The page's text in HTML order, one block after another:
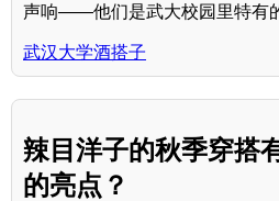
声响——他们是武大校园里特有的
武汉大学酒搭子
辣目洋子的秋季穿搭
的亮点？